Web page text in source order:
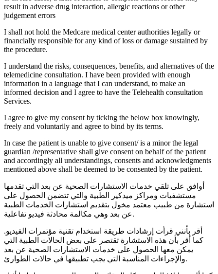
result in adverse drug interaction, allergic reactions or other
judgement errors
I shall not hold the Medcare medical center authorities legally or
financially responsible for any kind of loss or damage sustained by
the procedure.
I understand the risks, consequences, benefits, and alternatives of the
telemedicine consultation. I have been provided with enough
information in a language that I can understand, to make an
informed decision and I agree to have the Telehealth consultation
Services.
I agree to give my consent by ticking the below box knowingly,
freely and voluntarily and agree to bind by its terms.
In case the patient is unable to give consent/ is a minor the legal
guardian /representative shall give consent on behalf of the patient
and accordingly all understandings, consents and acknowledgments
mentioned above shall be deemed to be consented by the patient.
أوافق على تلقي خدمات الاستشارات الصحية عن بعد التي تقدمها
مستشفيات ومراكز ميدكير الطبية والتي تتضمن الحصول على
استشارة من طبيب معتمد مخول بتقديم استشارات الخدمات الطبية
عن بعد وهي مكالمة محادثة فيديو تفاعلية.
أقر بأنني قرأت إرشادات طريقة استخدام تقنية مؤتمرات الفيديو.
كما أقر بأن هذه الاستشارة تقتصر على بعض الحالات الطبية التي
يمكن معها الحصول على خدمات الاستشارات الصحية عن بعد
والإجراءات المناسبة التي يجب تطبيقها في حالات الطوارئ.